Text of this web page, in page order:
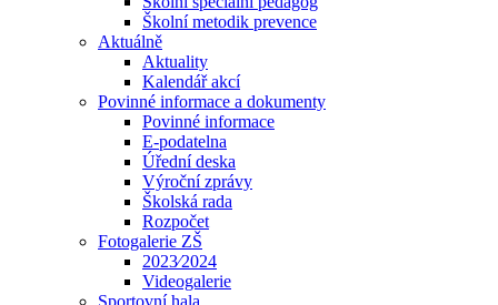
Školní metodik prevence
Aktuálně
Aktuality
Kalendář akcí
Povinné informace a dokumenty
Povinné informace
E-podatelna
Úřední deska
Výroční zprávy
Školská rada
Rozpočet
Fotogalerie ZŠ
2023⁄2024
Videogalerie
Sportovní hala